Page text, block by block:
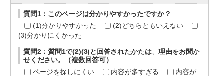
質問1：このページは分かりやすかったですか？
(1)分かりやすかった
(2)どちらともいえない
(3)分かりにくかった
質問2：質問1で(2)(3)と回答されたかたは、理由をお聞か
せください。（複数回答可）
ページを探しにくい
内容が多すぎる
内容が